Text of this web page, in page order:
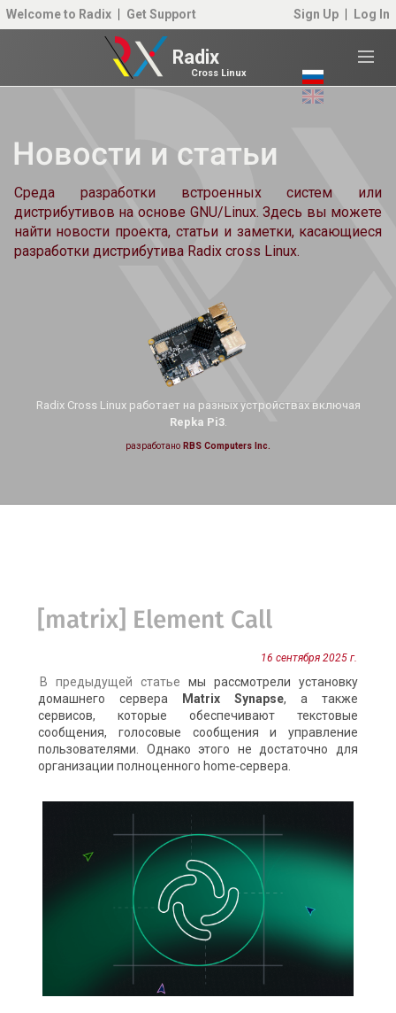
Welcome to Radix Get Support Sign Up Log In
Radix
Cross Linux
Новости и статьи
Среда разработки встроенных систем или
дистрибутивов на основе GNU/Linux. Здесь вы можете
найти новости проекта, статьи и заметки, касающиеся
разработки дистрибутива Radix cross Linux.
Radix Cross Linux работает на разных устройствах включая
Repka Pi3.
разработано RBS Computers Inc.
[matrix] Element Call
16 сентября 2025 г.
В предыдущей статье мы рассмотрели установку
домашнего сервера
Matrix Synapse, а также
сервисов, которые обеспечивают текстовые
сообщения, голосовые сообщения и управление
пользователями. Однако этого не достаточно для
организации полноценного home‑сервера.